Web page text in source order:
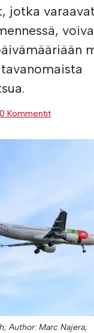
jotka
0 Kommentit
Author: Marc Najera;